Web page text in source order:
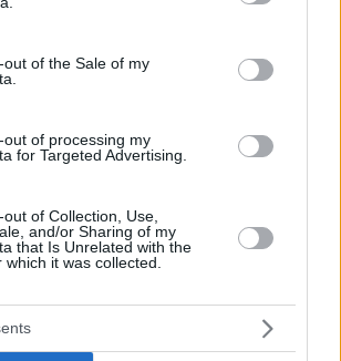
to Google and its third-party tags to
specified purposes in below Google
out of the Sale of my
out of processing my
for Targeted Advertising.
of Collection, Use,
and/or Sharing of my
that Is Unrelated with the
it was collected.